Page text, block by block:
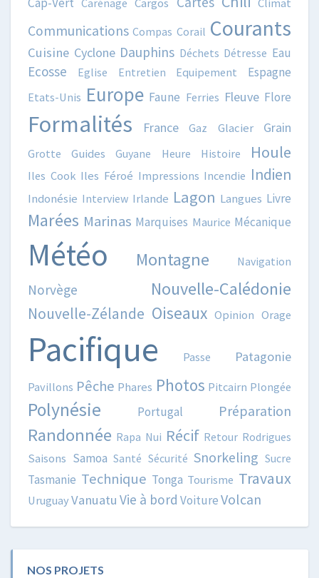
Carénage Cargos Climat
Communications Compas Corail Courants
Cuisine Cyclone Dauphins Déchets Détresse Eau
Ecosse Eglise Entretien Equipement Espagne
Etats-Unis Europe Faune Ferries Fleuve Flore
Formalités France Gaz Glacier Grain
Grotte Guides Guyane Heure Histoire Houle
Iles Cook Iles Féroé Impressions Incendie Indien
Indonésie Interview Irlande Lagon Langues Livre
Marées Marinas Marquises Maurice Mécanique
Météo Montagne Navigation
Norvège Nouvelle-Calédonie
Nouvelle-Zélande Oiseaux Opinion Orage
Pacifique Passe Patagonie
Pavillons Pêche Phares Photos Pitcairn Plongée
Polynésie Portugal Préparation
Randonnée Rapa Nui Récif Retour Rodrigues
Saisons Samoa Santé Sécurité Snorkeling Sucre
Tasmanie Technique Tonga Tourisme Travaux
UruguayVanuatu Vie à bord VoitureVolcan
NOS PROJETS